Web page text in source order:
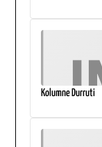
Kolumne Durruti